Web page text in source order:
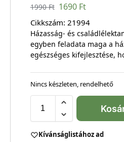
1990Ft 1690 Ft
Cikkszám: 21994
Házasság- és
egyben feladata maga a
egészséges kifejlesztése,
Nincs készleten, rendelhető
Kívánságlistához ad